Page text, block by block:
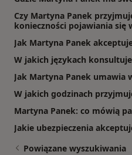
Czy Martyna Panek
konieczności pojawiania się
Jak Martyna Panek
W jakich językach
Jak Martyna Panek umawia
W jakich godzinach
Martyna Panek: co mówią
Jakie ubezpieczenia
Powiązane wyszukiwania